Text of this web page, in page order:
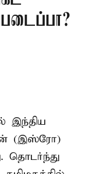
இந்திய
(இஸ்ரோ)
தொடர்ந்து